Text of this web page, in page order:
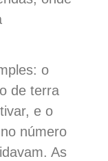
o
de terra
e o
número
As